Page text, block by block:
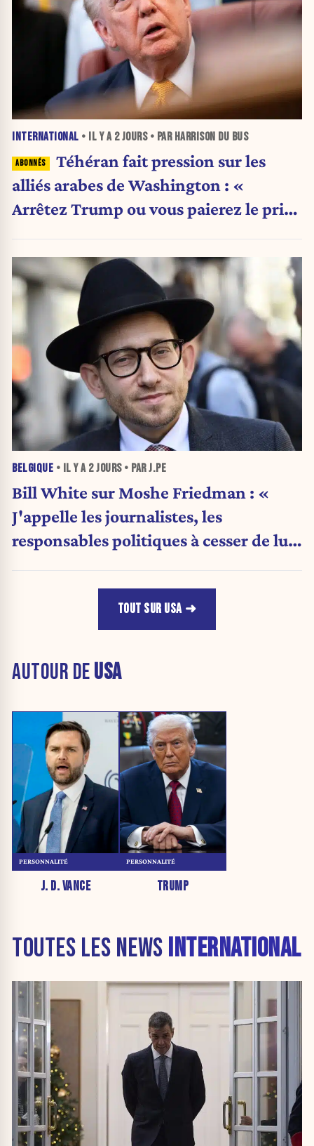
INTERNATIONAL • IL Y A 2 JOURS• PAR HARRISON DU BUS
Téhéran fait pression sur les
alliés arabes de Washington : «
Arrêtez Trump ou vous paierez le prix
BELGIQUE • IL Y A 2 JOURS• PAR J.PE
Bill White sur Moshe Friedman : «
J'appelle les journalistes, les
responsables politiques à cesser de lui
TOUT SUR USA
AUTOUR DEUSA
J. D. VANCE
PERSONNALITÉ
TRUMP
PERSONNALITÉ
TOUTES LES NEWS INTERNATIONAL